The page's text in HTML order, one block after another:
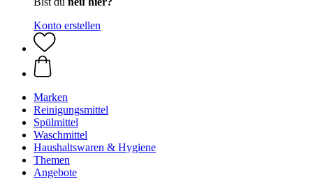
Konto erstellen
Marken
Reinigungsmittel
Spülmittel
Waschmittel
Haushaltswaren & Hygiene
Themen
Angebote